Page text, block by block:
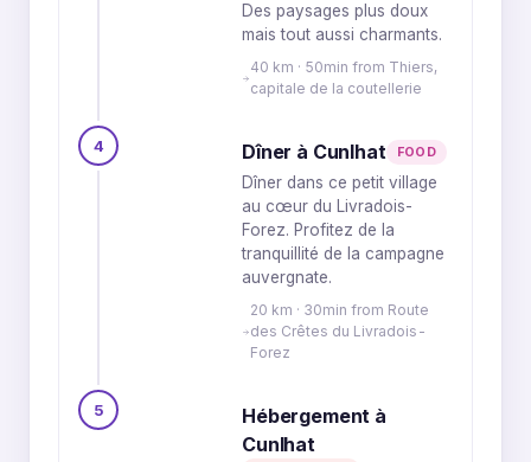
Des paysages plus doux
mais tout aussi charmants.
40 km · 50min from Thiers,
capitale de la coutellerie
4 Dîner à Cunlhat FOOD
Dîner dans ce petit village
au cœur du Livradois-
Forez. Profitez de la
tranquillité de la campagne
auvergnate.
20 km · 30min from Route
des Crêtes du Livradois-
Forez
5
Hébergement à
Cunlhat